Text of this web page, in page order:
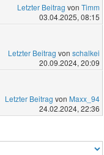
Letzter Beitrag von Timm
03.04.2025, 08:15
Letzter Beitrag von schalkei
20.09.2024, 20:09
Letzter Beitrag von Maxx_94
24.02.2024, 22:36